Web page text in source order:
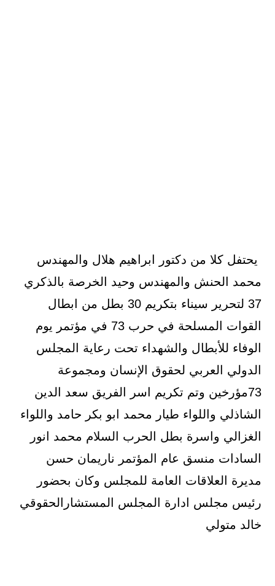
يحتفل كلا من دكتور ابراهيم هلال والمهندس
محمد الحنش والمهندس وحيد الخرصة بالذكري
37 لتحرير سيناء بتكريم 30 بطل من ابطال
القوات المسلحة في حرب 73 في مؤتمر يوم
الوفاء للأبطال والشهداء تحت رعاية المجلس
الدولي العربي لحقوق الإنسان ومجموعة
73مؤرخين وتم تكريم اسر الفريق سعد الدين
الشاذلي واللواء طيار محمد ابو بكر حامد واللواء
الغزالي واسرة بطل الحرب السلام محمد انور
السادات منسق عام المؤتمر ناريمان حسن
مديرة العلاقات العامة للمجلس وكان بحضور
رئيس مجلس ادارة المجلس المستشارالحقوقي
خالد متولي